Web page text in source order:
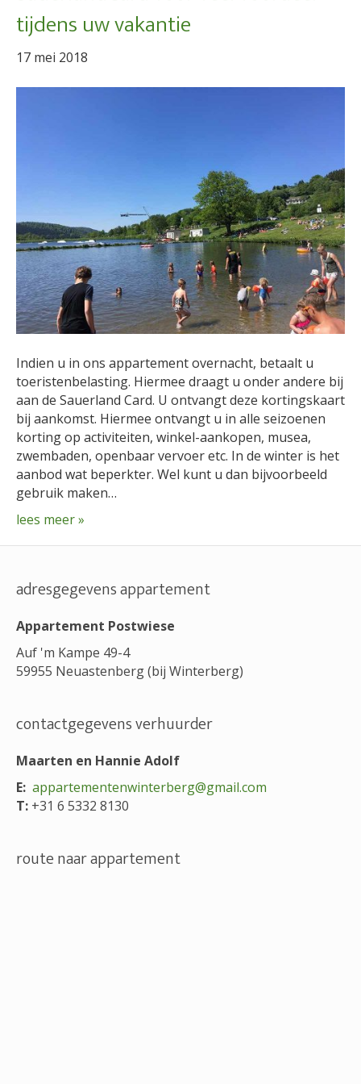
tijdens uw vakantie
17 mei 2018
Indien u in ons appartement overnacht, betaalt u
toeristenbelasting. Hiermee draagt u onder andere bij
aan de Sauerland Card. U ontvangt deze kortingskaart
bij aankomst. Hiermee ontvangt u in alle seizoenen
korting op activiteiten, winkel-aankopen, musea,
zwembaden, openbaar vervoer etc. In de winter is het
aanbod wat beperkter. Wel kunt u dan bijvoorbeeld
gebruik maken…
lees meer »
adresgegevens appartement
Appartement Postwiese
Auf 'm Kampe 49-4
59955 Neuastenberg (bij Winterberg)
contactgegevens verhuurder
Maarten en Hannie Adolf
E: appartementenwinterberg@gmail.com
T: +31 6 5332 8130
route naar appartement